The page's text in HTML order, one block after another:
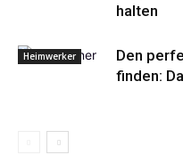
halten
Heimwerker
Den
finden: